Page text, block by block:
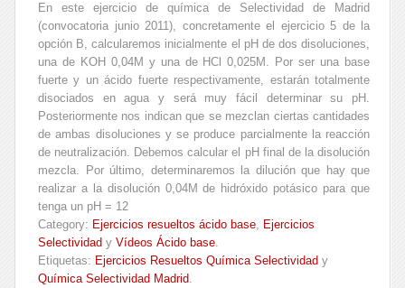
En este ejercicio de química de Selectividad de Madrid
(convocatoria junio 2011), concretamente el ejercicio 5 de la
opción B, calcularemos inicialmente el pH de dos disoluciones,
una de KOH 0,04M y una de HCl 0,025M. Por ser una base
fuerte y un ácido fuerte respectivamente, estarán totalmente
disociados en agua y será muy fácil determinar su pH.
Posteriormente nos indican que se mezclan ciertas cantidades
de ambas disoluciones y se produce parcialmente la reacción
de neutralización. Debemos calcular el pH final de la disolución
mezcla. Por último, determinaremos la dilución que hay que
realizar a la disolución 0,04M de hidróxido potásico para que
tenga un pH = 12
Category: Ejercicios resueltos ácido base, Ejercicios
Selectividad y Vídeos Ácido base.
Etiquetas: Ejercicios Resueltos Química Selectividad y
Química Selectividad Madrid.